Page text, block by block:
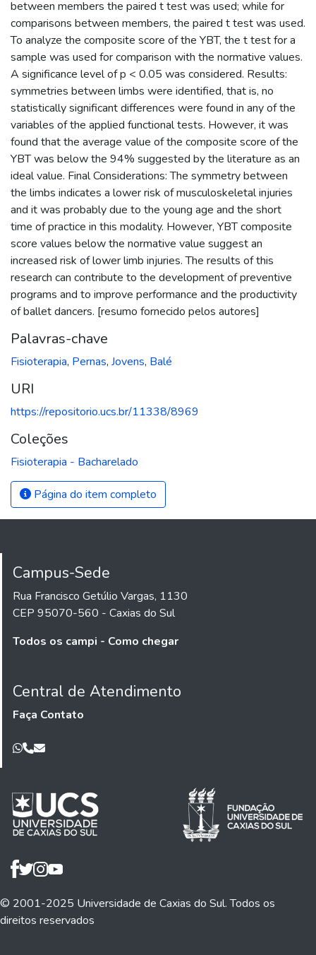
between members the paired t test was used; while for
comparisons between members, the paired t test was used.
To analyze the composite score of the YBT, the t test for a
sample was used for comparison with the normative values.
A significance level of p < 0.05 was considered. Results:
symmetries between limbs were identified, that is, no
statistically significant differences were found in any of the
variables of the applied functional tests. However, it was
found that the average value of the composite score of the
YBT was below the 94% suggested by the literature as an
ideal value. Final Considerations: The symmetry between
the limbs indicates a lower risk of musculoskeletal injuries
and it was probably due to the young age and the short
time of practice in this modality. However, YBT composite
score values below the normative value suggest an
increased risk of lower limb injuries. The results of this
research can contribute to the development of preventive
programs and to improve performance and the productivity
of ballet dancers. [resumo fornecido pelos autores]
Palavras-chave
Fisioterapia, Pernas, Jovens, Balé
URI
https://repositorio.ucs.br/11338/8969
Coleções
Fisioterapia - Bacharelado
Página do item completo
Campus-Sede
Rua Francisco Getúlio Vargas, 1130
CEP 95070-560 - Caxias do Sul
Todos os campi - Como chegar
Central de Atendimento
Faça Contato
© 2001-2025 Universidade de Caxias do Sul. Todos os
direitos reservados